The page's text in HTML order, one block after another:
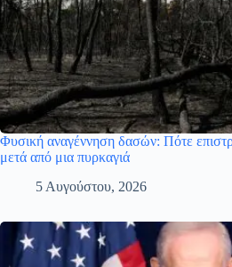
Φυσική αναγέννηση δασών: Πότε
μετά από μια πυρκαγιά
5 Αυγούστου, 2026